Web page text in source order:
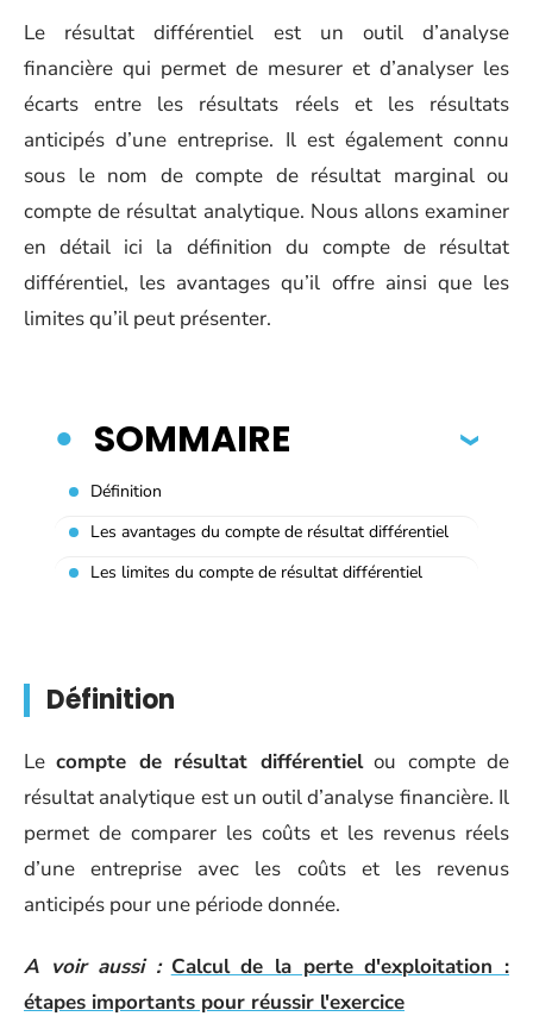
Le résultat différentiel est un outil d’analyse
financière qui permet de mesurer et d’analyser les
écarts entre les résultats réels et les résultats
anticipés d’une entreprise. Il est également connu
sous le nom de compte de résultat marginal ou
compte de résultat analytique. Nous allons examiner
en détail ici la définition du compte de résultat
différentiel, les avantages qu’il offre ainsi que les
limites qu’il peut présenter.
SOMMAIRE
Définition
Les avantages du compte de résultat différentiel
Les limites du compte de résultat différentiel
Définition
Lecompte de résultat différentielou compte de
résultat analytique est un outil d’analyse financière. Il
permet de comparer les coûts et les revenus réels
d’une entreprise avec les coûts et les revenus
anticipés pour une période donnée.
A voir aussi : Calcul de la perte d'exploitation :
étapes importants pour réussir l'exercice